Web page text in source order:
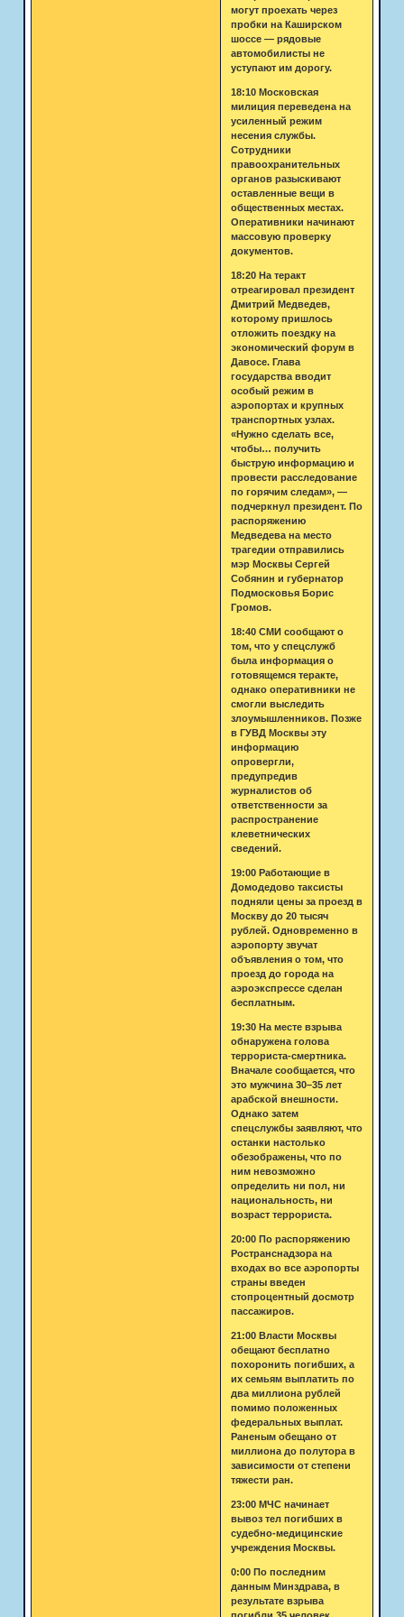
могут проехать через
пробки на Каширском
шоссе — рядовые
автомобилисты не
уступают им дорогу.
18:10 Московская
милиция переведена на
усиленный режим
несения службы.
Сотрудники
правоохранительных
органов разыскивают
оставленные вещи в
общественных местах.
Оперативники начинают
массовую проверку
документов.
18:20 На теракт
отреагировал президент
Дмитрий Медведев,
которому пришлось
отложить поездку на
экономический форум в
Давосе. Глава
государства вводит
особый режим в
аэропортах и крупных
транспортных узлах.
«Нужно сделать все,
чтобы… получить
быструю информацию и
провести расследование
по горячим следам», —
подчеркнул президент. По
распоряжению
Медведева на место
трагедии отправились
мэр Москвы Сергей
Собянин и губернатор
Подмосковья Борис
Громов.
18:40 СМИ сообщают о
том, что у спецслужб
была информация о
готовящемся теракте,
однако оперативники не
смогли выследить
злоумышленников. Позже
в ГУВД Москвы эту
информацию
опровергли,
предупредив
журналистов об
ответственности за
распространение
клеветнических
сведений.
19:00 Работающие в
Домодедово таксисты
подняли цены за проезд в
Москву до 20 тысяч
рублей. Одновременно в
аэропорту звучат
объявления о том, что
проезд до города на
аэроэкспрессе сделан
бесплатным.
19:30 На месте взрыва
обнаружена голова
террориста-смертника.
Вначале сообщается, что
это мужчина 30–35 лет
арабской внешности.
Однако затем
спецслужбы заявляют, что
останки настолько
обезображены, что по
ним невозможно
определить ни пол, ни
национальность, ни
возраст террориста.
20:00 По распоряжению
Ространснадзора на
входах во все аэропорты
страны введен
стопроцентный досмотр
пассажиров.
21:00 Власти Москвы
обещают бесплатно
похоронить погибших, а
их семьям выплатить по
два миллиона рублей
помимо положенных
федеральных выплат.
Раненым обещано от
миллиона до полутора в
зависимости от степени
тяжести ран.
23:00 МЧС начинает
вывоз тел погибших в
судебно-медицинские
учреждения Москвы.
0:00 По последним
данным Минздрава, в
результате взрыва
погибли 35 человек,